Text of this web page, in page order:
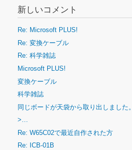
新しいコメント
Re: Microsoft PLUS!
Re: 変換ケーブル
Re: 科学雑誌
Microsoft PLUS!
変換ケーブル
科学雑誌
同じボードが天袋から取り出しました。
>…
Re: W65C02で最近自作された方
Re: ICB-01B